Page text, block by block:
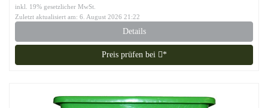
inkl. 19% gesetzlicher MwSt.
Zuletzt aktualisiert am: 6. August 2026 21:22
Details
Preis prüfen bei *